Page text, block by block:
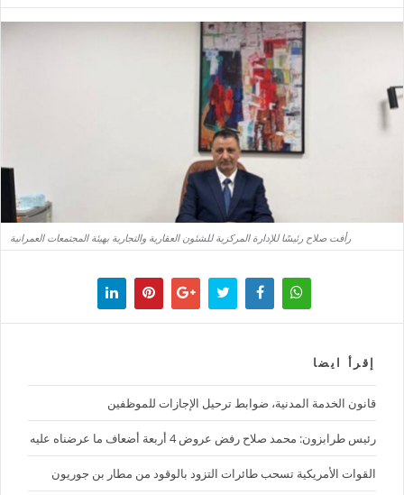
رأفت صلاح رئيسًا للإدارة المركزية للشئون العقارية والتجارية بهيئة المجتمعات العمرانية
إقرأ ايضا
قانون الخدمة المدنية، ضوابط ترحيل الإجازات للموظفين
رئيس طرابزون: محمد صلاح رفض عروض 4 أربعة أضعاف ما عرضناه عليه
القوات الأمريكية تسحب طائرات التزود بالوقود من مطار بن جوريون